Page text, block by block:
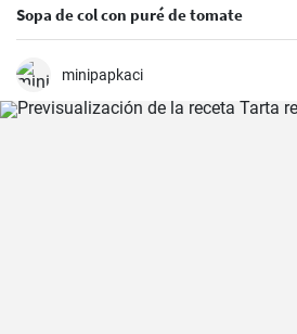
Sopa de col con puré de tomate
minipapkaci